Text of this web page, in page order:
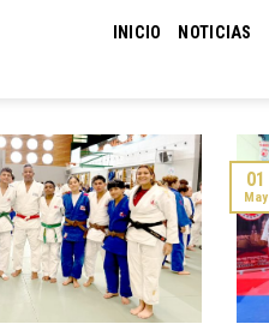
INICIO NOTICIAS
01
May